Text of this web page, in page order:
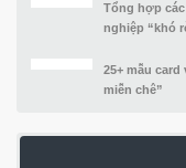
Tổng hợp
nghiệp “khó
25+ mẫu
miễn chê”